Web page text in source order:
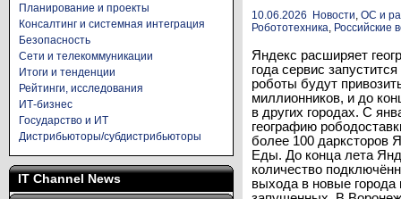
Планирование и проекты
Консалтинг и системная интеграция
Безопасность
Сети и телекоммуникации
Итоги и тенденции
Рейтинги, исследования
ИТ-бизнес
Государство и ИТ
Дистрибьюторы/субдистрибьюторы
IT Channel News
10.06.2026 Новости, ОС и
Робототехника, Российские
Яндекс расширяет
года сервис
роботы будут
миллионников, и до
в других городах. С
географию
более 100 дарксторов
Еды. До конца лета
количество
выхода в новые города